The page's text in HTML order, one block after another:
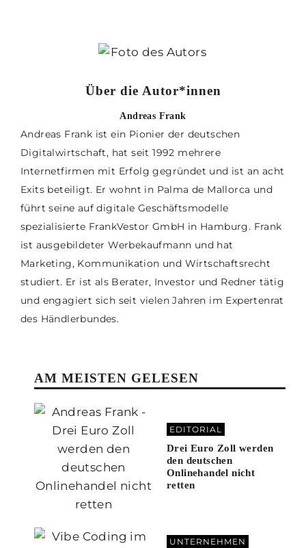
Über die Autor*innen
Andreas Frank
Andreas Frank ist ein Pionier der deutschen
Digitalwirtschaft, hat seit 1992 mehrere
Internetfirmen mit Erfolg gegründet und ist an acht
Exits beteiligt. Er wohnt in Palma de Mallorca und
führt seine auf digitale Geschäftsmodelle
spezialisierte FrankVestor GmbH in Hamburg. Frank
ist ausgebildeter Werbekaufmann und hat
Marketing, Kommunikation und Wirtschaftsrecht
studiert. Er ist als Berater, Investor und Redner tätig
und engagiert sich seit vielen Jahren im Expertenrat
des Händlerbundes.
AM MEISTEN GELESEN
EDITORIAL
Drei Euro Zoll werden
den deutschen
Onlinehandel nicht
retten
UNTERNEHMEN